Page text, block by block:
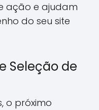
ação e ajudam
do seu site
Seleção de
o próximo